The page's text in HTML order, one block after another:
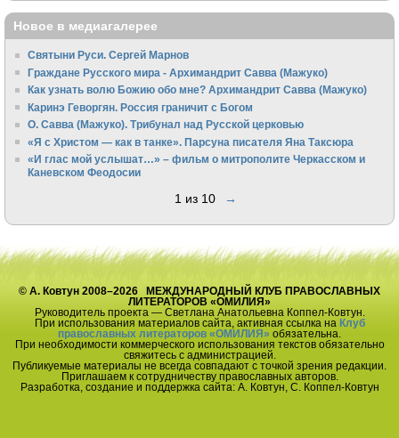
Новое в медиагалерее
Святыни Руси. Сергей Марнов
Граждане Русского мира - Архимандрит Савва (Мажуко)
Как узнать волю Божию обо мне? Архимандрит Савва (Мажуко)
Каринэ Геворгян. Россия граничит с Богом
О. Савва (Мажуко). Трибунал над Русской церковью
«Я с Христом — как в танке». Парсуна писателя Яна Таксюра
«И глас мой услышат…» – фильм о митрополите Черкасском и
Каневском Феодосии
1 из 10 →
© А. Ковтун 2008–2026 МЕЖДУНАРОДНЫЙ КЛУБ ПРАВОСЛАВНЫХ
ЛИТЕРАТОРОВ «ОМИЛИЯ»
Руководитель проекта — Светлана Анатольевна Коппел-Ковтун.
При использования материалов сайта, активная ссылка на Клуб
православных литераторов «ОМИЛИЯ» обязательна.
При необходимости коммерческого использования текстов обязательно
свяжитесь с администрацией.
Публикуемые материалы не всегда совпадают с точкой зрения редакции.
Приглашаем к сотрудничеству православных авторов.
Разработка, создание и поддержка сайта: А. Ковтун, С. Коппел-Ковтун